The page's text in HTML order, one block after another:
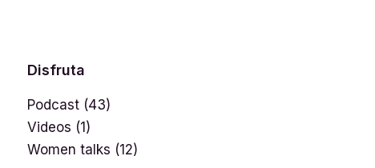
Disfruta
Podcast (43)
Videos (1)
Women talks (12)